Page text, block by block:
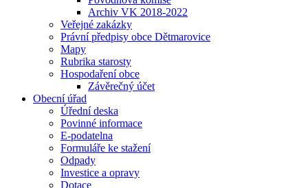
Archiv VK 2018-2022
Veřejné zakázky
Právní předpisy obce Dětmarovice
Mapy
Rubrika starosty
Hospodaření obce
Závěrečný účet
Obecní úřad
Úřední deska
Povinné informace
E-podatelna
Formuláře ke stažení
Odpady
Investice a opravy
Dotace